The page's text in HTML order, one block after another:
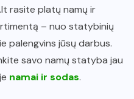
rasite platų namų ir
– nuo statybinių
palengvins jūsų darbus.
savo namų statyba jau
namai ir sodas.